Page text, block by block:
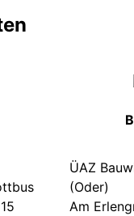
ÜAZ
(Oder)
Am